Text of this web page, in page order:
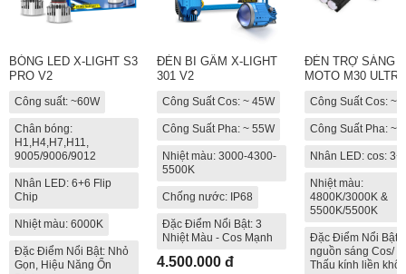
BÓNG LED X-LIGHT S3
PRO V2
Công suất: ~60W
Chân bóng:
H1,H4,H7,H11,
9005/9006/9012
Nhân LED: 6+6 Flip
Chip
Nhiệt màu: 6000K
Đặc Điểm Nổi Bật: Nhỏ
Gọn, Hiệu Năng Ổn
ĐÈN BI GẦM X-LIGHT
301 V2
Công Suất Cos: ~ 45W
Công Suất Pha: ~ 55W
Nhiệt màu: 3000-4300-
5500K
Chống nước: IP68
Đặc Điểm Nổi Bật: 3
Nhiệt Màu - Cos Mạnh
4.500.000 đ
ĐÈN TRỢ SÁNG
MOTO M30
Công Suất Cos:
Công Suất Pha:
Nhân LED: cos:
Nhiệt màu:
4800K/3000K &
5500K/5500K
Đặc Điểm Nổi Bật:
nguồn sáng Cos/
Thấu kính liền khối